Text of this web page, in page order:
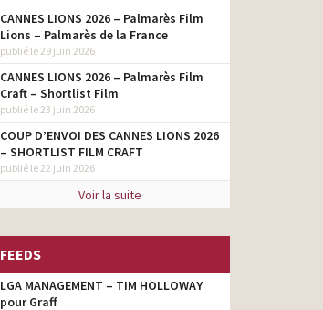
CANNES LIONS 2026 – Palmarès Film
Lions – Palmarès de la France
publié le 29 juin 2026
CANNES LIONS 2026 – Palmarès Film
Craft – Shortlist Film
publié le 23 juin 2026
COUP D’ENVOI DES CANNES LIONS 2026
– SHORTLIST FILM CRAFT
publié le 22 juin 2026
Voir la suite
FEEDS
LGA MANAGEMENT – TIM HOLLOWAY
pour Graff